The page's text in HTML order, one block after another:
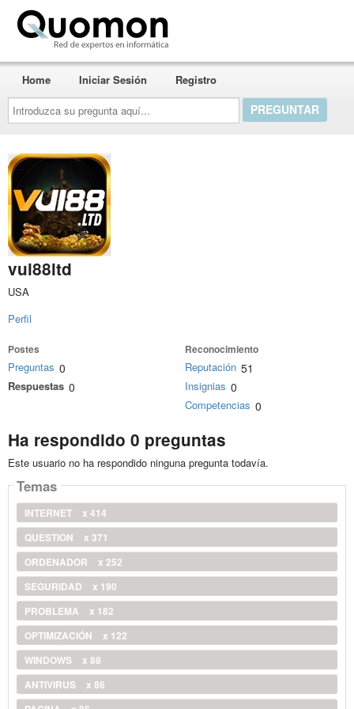
Introduzca
su
pregunta
aquí...
Home Iniciar Sesión Registro
vui88ltd
USA
Perfil
Postes
Preguntas 0
Respuestas 0
Reconocimiento
Reputación 51
Insignias 0
Competencias 0
Ha respondido 0 preguntas
Este usuario no ha respondido ninguna pregunta todavía.
Temas
INTERNET
x 414
QUESTION
x 371
ORDENADOR
x 252
SEGURIDAD
x 190
PROBLEMA
x 182
OPTIMIZACIÓN
x 122
WINDOWS
x 88
ANTIVIRUS
x 86